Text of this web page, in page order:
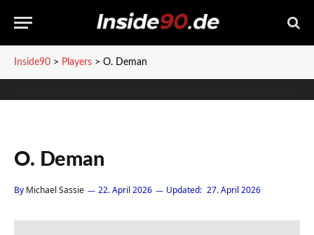
Inside90 > Players > O. Deman
O. Deman
By Michael Sassie 22. April 2026 Updated: 27. April 2026